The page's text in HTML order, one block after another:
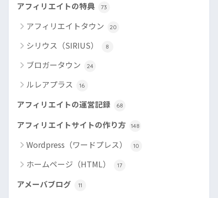
アフィリエイトの特典 73
アフィリエイトタウン 20
シリウス（SIRIUS） 8
ブロガータウン 24
ルレアプラス 16
アフィリエイトの運営記録 68
アフィリエイトサイトの作り方 148
Wordpress（ワードプレス） 10
ホームページ（HTML） 17
アメーバブログ 11